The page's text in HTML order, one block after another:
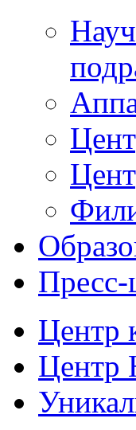
Пресс-
Центр
Центр